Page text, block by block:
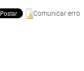
Comunicar erro